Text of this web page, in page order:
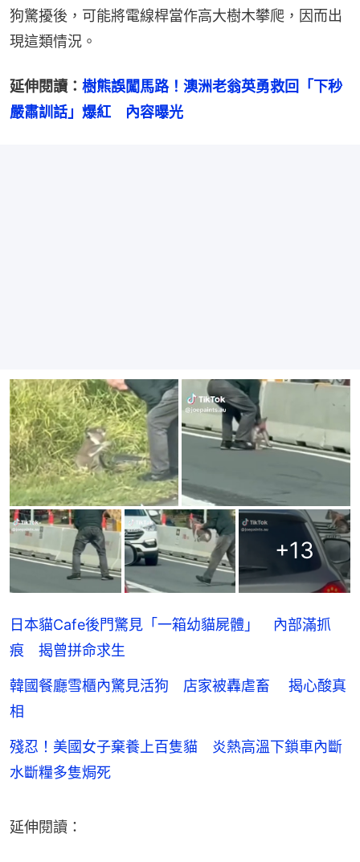
狗驚擾後，可能將電線桿當作高大樹木攀爬，因而出
現這類情況。
延伸閱讀： 樹熊誤闖馬路！澳洲老翁英勇救回「下秒
嚴肅訓話」爆紅　內容曝光
+13
日本貓Cafe後門驚見「一箱幼貓屍體」 內部滿抓
痕 揭曾拼命求生
韓國餐廳雪櫃內驚見活狗 店家被轟虐畜 揭心酸真
相
殘忍！美國女子棄養上百隻貓 炎熱高溫下鎖車內斷
水斷糧多隻焗死
延伸閱讀：